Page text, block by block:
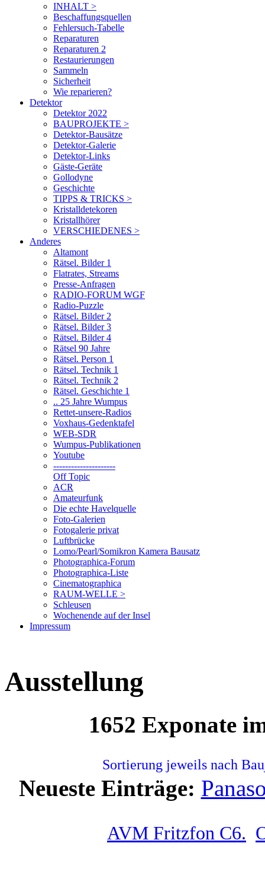
INHALT >
Beschaffungsquellen
Fehlersuch-Tabelle
Reparaturen
Reparaturen 2
Restaurierungen
Sammeln
Sicherheit
Wie reparieren?
Detektor
Detektor 2022
BAUPROJEKTE >
Detektor-Bausätze
Detektor-Galerie
Detektor-Links
Gäste-Geräte
Gollodyne
Geschichte
TIPPS & TRICKS >
Kristalldetekoren
Kristallhörer
VERSCHIEDENES >
Anderes
Altamont
Rätsel. Bilder 1
Flatrates, Streams
Presse-Anfragen
RADIO-FORUM WGF
Radio-Puzzle
Rätsel. Bilder 2
Rätsel. Bilder 3
Rätsel. Bilder 4
Rätsel 90 Jahre
Rätsel. Person 1
Rätsel. Technik 1
Rätsel. Technik 2
Rätsel. Geschichte 1
.. 25 Jahre Wumpus
Rettet-unsere-Radios
Voxhaus-Gedenktafel
WEB-SDR
Wumpus-Publikationen
Youtube
---------------------
Off Topic
ACR
Amateurfunk
Die echte Havelquelle
Foto-Galerien
Fotogalerie privat
Luftbrücke
Lomo/Pearl/Somikron Kamera Bausatz
Photographica-Forum
Photographica-Liste
Cinematographica
RAUM-WELLE >
Schleusen
Wochenende auf der Insel
Impressum
Ausstellung
1652 Exponate
Sortierung jeweils nach
Neueste Einträge:
AVM Fritzfon C6.